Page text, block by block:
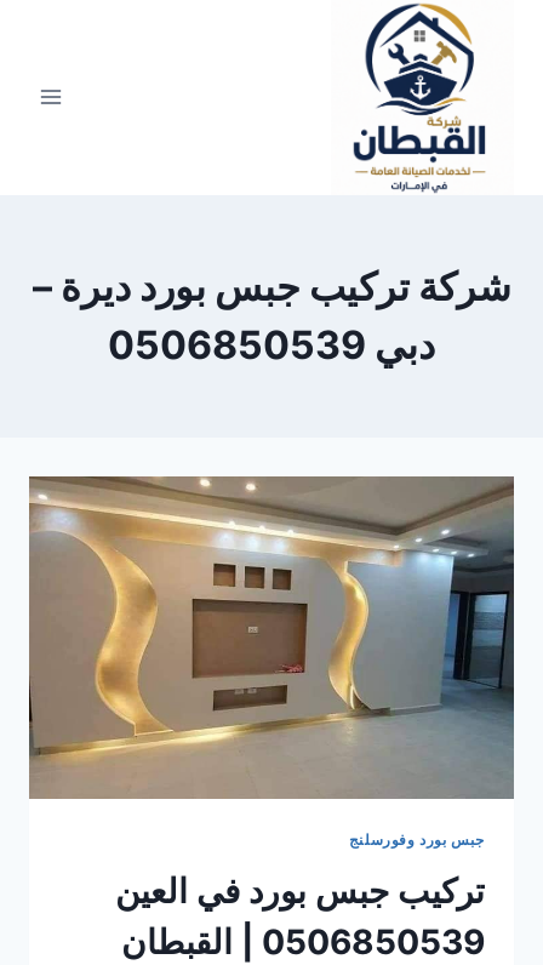
شركة تركيب جبس بورد ديرة –
دبي 0506850539
جبس بورد وفورسلنج
تركيب جبس بورد في العين
0506850539 | القبطان